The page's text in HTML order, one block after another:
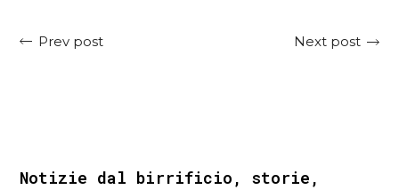
Prev post Next post
Notizie dal birrificio, storie,